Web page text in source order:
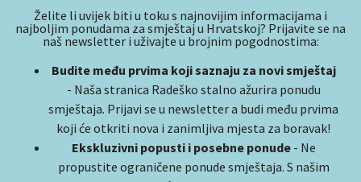
Želite li uvijek biti u toku s najnovijim informacijama i
najboljim ponudama za smještaj u Hrvatskoj? Prijavite se na
naš newsletter i uživajte u brojnim pogodnostima:
Budite među prvima koji saznaju za novi smještaj
- Naša stranica Radeško stalno ažurira ponudu
smještaja. Prijavi se u newsletter a budi među prvima
koji će otkriti nova i zanimljiva mjesta za boravak!
Ekskluzivni popusti i posebne ponude- Ne
propustite ograničene ponude smještaja. S našim